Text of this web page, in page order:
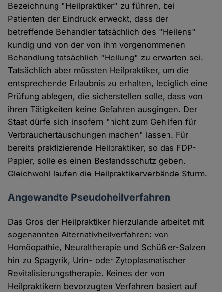
Bezeichnung "Heilpraktiker" zu führen, bei
Patienten der Eindruck erweckt, dass der
betreffende Behandler tatsächlich des "Heilens"
kundig und von der von ihm vorgenommenen
Behandlung tatsächlich "Heilung" zu erwarten sei.
Tatsächlich aber müssten Heilpraktiker, um die
entsprechende Erlaubnis zu erhalten, lediglich eine
Prüfung ablegen, die sicherstellen solle, dass von
ihren Tätigkeiten keine Gefahren ausgingen. Der
Staat dürfe sich insofern "nicht zum Gehilfen für
Verbrauchertäuschungen machen" lassen. Für
bereits praktizierende Heilpraktiker, so das FDP-
Papier, solle es einen Bestandsschutz geben.
Gleichwohl laufen die Heilpraktikerverbände Sturm.
Angewandte Pseudoheilverfahren
Das Gros der Heilpraktiker hierzulande arbeitet mit
sogenannten Alternativheilverfahren: von
Homöopathie, Neuraltherapie und Schüßler-Salzen
hin zu Spagyrik, Urin- oder Zytoplasmatischer
Revitalisierungstherapie. Keines der von
Heilpraktikern bevorzugten Verfahren basiert auf